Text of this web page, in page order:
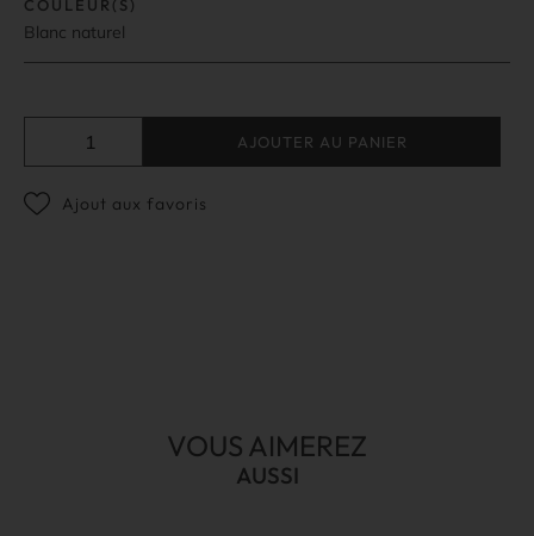
COULEUR(S)
Blanc naturel
AJOUTER AU PANIER
Ajout aux favoris
VOUS AIMEREZ
AUSSI